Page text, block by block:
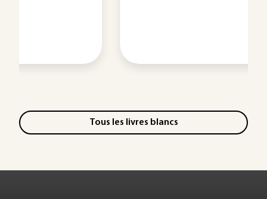
Tous les livres blancs